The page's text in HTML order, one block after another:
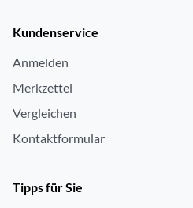
Kundenservice
Anmelden
Merkzettel
Vergleichen
Kontaktformular
Tipps für Sie